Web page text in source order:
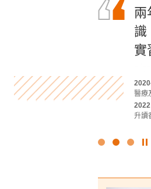
在
趣
旅遊
2025
升讀
兩
識
實
醫療
2022
升讀
將
上
2024
升讀
點